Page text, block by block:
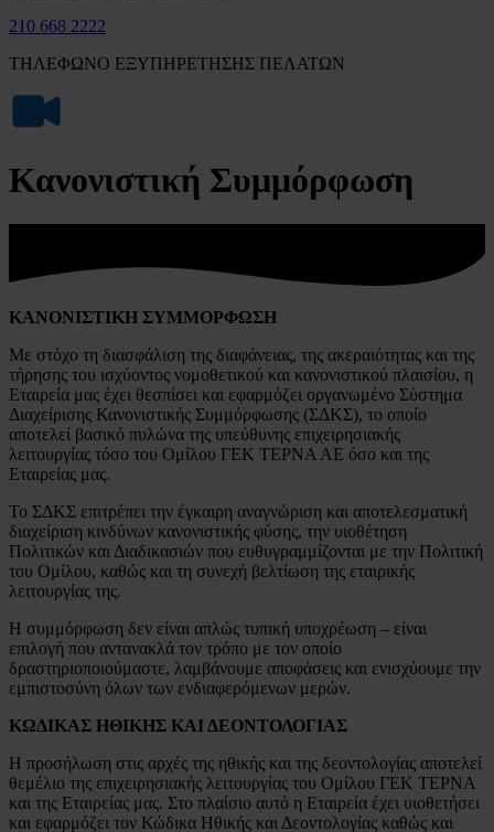
210 668 2222
ΤΗΛΕΦΩΝΟ ΕΞΥΠΗΡΕΤΗΣΗΣ ΠΕΛΑΤΩΝ
Κανονιστική Συμμόρφωση
ΚΑΝΟΝΙΣΤΙΚΗ ΣΥΜΜΟΡΦΩΣΗ
Με στόχο τη διασφάλιση της διαφάνειας, της ακεραιότητας και της
τήρησης του ισχύοντος νομοθετικού και κανονιστικού πλαισίου, η
Εταιρεία μας έχει θεσπίσει και εφαρμόζει οργανωμένο Σύστημα
Διαχείρισης Κανονιστικής Συμμόρφωσης (ΣΔΚΣ), το οποίο
αποτελεί βασικό πυλώνα της υπεύθυνης επιχειρησιακής
λειτουργίας τόσο του Ομίλου ΓΕΚ ΤΕΡΝΑ ΑΕ όσο και της
Εταιρείας μας.
Το ΣΔΚΣ επιτρέπει την έγκαιρη αναγνώριση και αποτελεσματική
διαχείριση κινδύνων κανονιστικής φύσης, την υιοθέτηση
Πολιτικών και Διαδικασιών που ευθυγραμμίζονται με την Πολιτική
του Ομίλου, καθώς και τη συνεχή βελτίωση της εταιρικής
λειτουργίας της.
Η συμμόρφωση δεν είναι απλώς τυπική υποχρέωση – είναι
επιλογή που αντανακλά τον τρόπο με τον οποίο
δραστηριοποιούμαστε, λαμβάνουμε αποφάσεις και ενισχύουμε την
εμπιστοσύνη όλων των ενδιαφερόμενων μερών.
ΚΩΔΙΚΑΣ ΗΘΙΚΗΣ ΚΑΙ ΔΕΟΝΤΟΛΟΓΙΑΣ
Η προσήλωση στις αρχές της ηθικής και της δεοντολογίας αποτελεί
θεμέλιο της επιχειρησιακής λειτουργίας του Ομίλου ΓΕΚ ΤΕΡΝΑ
και της Εταιρείας μας. Στο πλαίσιο αυτό η Εταιρεία έχει υιοθετήσει
και εφαρμόζει τον Κώδικα Ηθικής και Δεοντολογίας καθώς και